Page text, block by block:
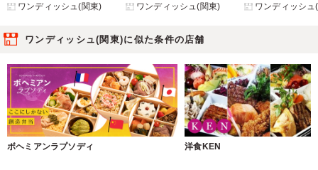
ワンディッシュ(関東) ワンディッシュ(関東) ワンディッシュ
ワンディッシュ(関東)に似た条件の店舗
ボヘミアンラプソディ 洋食KEN